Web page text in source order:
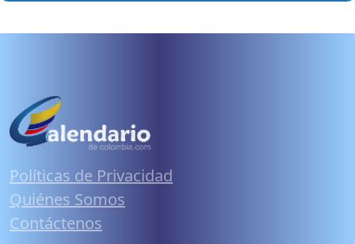
Políticas de Privacidad
Quiénes Somos
Contáctenos